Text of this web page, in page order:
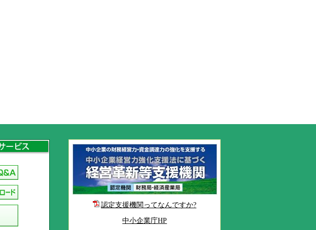
認定支援機関ってなんですか?
中小企業庁HP